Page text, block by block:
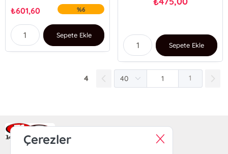
₺601,60 %6
Sepete Ekle
Sepete Ekle
4 1
Ra Yayın Kitabevi
Çerezler